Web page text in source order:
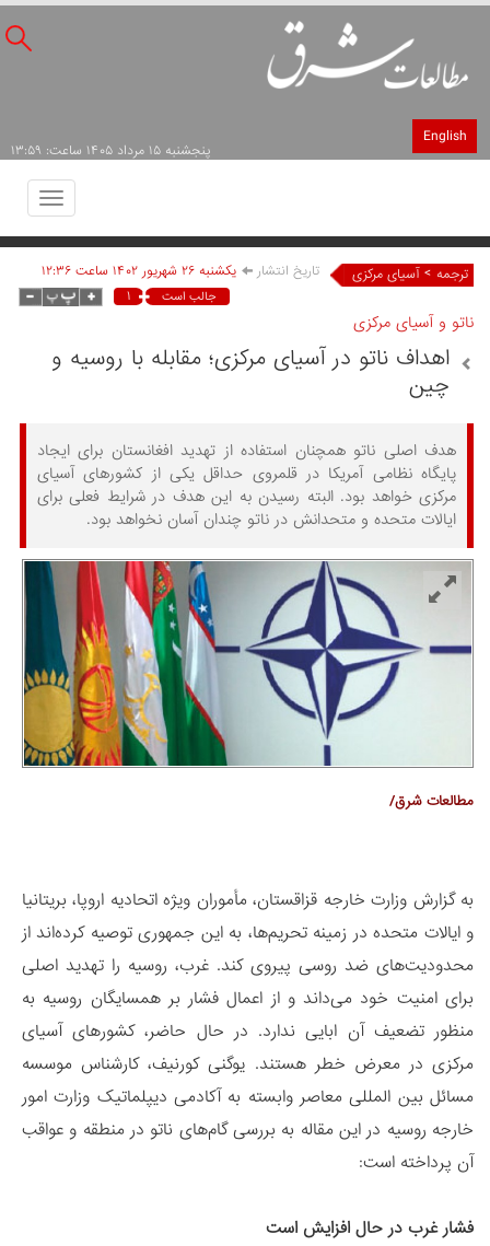
English
پنجشنبه ۱۵ مرداد ۱۴۰۵ ساعت: ۱۳:۵۹
Toggle
ترجمه > آسیای مرکزی تاریخ انتشار يکشنبه ۲۶ شهريور ۱۴۰۲ ساعت ۱۲:۳۶
جالب است ۱
ناتو و آسیای مرکزی
اهداف ناتو در آسیای مرکزی؛ مقابله با روسیه و
چین
هدف اصلی ناتو همچنان استفاده از تهدید افغانستان برای ایجاد
پایگاه نظامی آمریکا در قلمروی حداقل یکی از کشورهای آسیای
مرکزی خواهد بود. البته رسیدن به این هدف در شرایط فعلی برای
ایالات متحده و متحدانش در ناتو چندان آسان نخواهد بود.
مطالعات شرق/
به گزارش وزارت خارجه قزاقستان، مأموران ویژه اتحادیه اروپا، بریتانیا
و ایالات متحده در زمینه تحریم‌ها، به این جمهوری توصیه کرده‌اند از
محدودیت‌های ضد روسی پیروی کند. غرب، روسیه را تهدید اصلی
برای امنیت خود می‌داند و از اعمال فشار بر همسایگان روسیه به
منظور تضعیف آن ابایی ندارد. در حال حاضر، کشورهای آسیای
مرکزی در معرض خطر هستند. یوگنی کورنیف، کارشناس موسسه
مسائل بین المللی معاصر وابسته به آکادمی دیپلماتیک وزارت امور
خارجه روسیه در این مقاله به بررسی گام‌های ناتو در منطقه و عواقب
آن پرداخته است:
فشار غرب در حال افزایش است